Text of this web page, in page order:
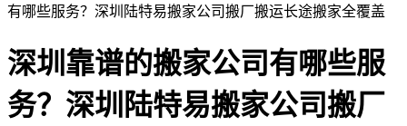
有哪些服务？深圳陆特易搬家公司搬厂搬运长途搬家全覆盖
深圳靠谱的搬家公司有哪些服
务？深圳陆特易搬家公司搬厂